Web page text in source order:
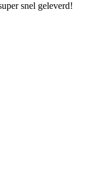
snel geleverd!